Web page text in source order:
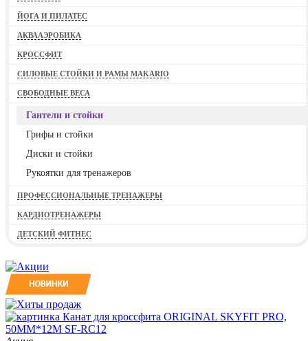
ЙОГА И ПИЛАТЕС
АКВААЭРОБИКА
КРОССФИТ
СИЛОВЫЕ СТОЙКИ И РАМЫ MAKARIO
СВОБОДНЫЕ ВЕСА
Гантели и стойки
Грифы и стойки
Диски и стойки
Рукоятки для тренажеров
ПРОФЕССИОНАЛЬНЫЕ ТРЕНАЖЕРЫ
КАРДИОТРЕНАЖЕРЫ
ДЕТСКИЙ ФИТНЕС